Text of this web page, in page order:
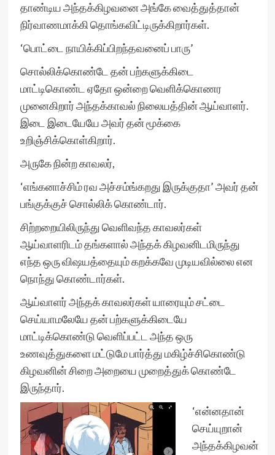
தாண்டிய அந்தக்கிழவனை அங்கே வைத்துத்தான்
நிர்வாணமாக்கி தொங்கவிட்டிருக்கிறார்கள்.
‘பொட்டை நாயிக்கிப்பிறந்தவனைப் பாரு’
சொல்லிக்கொண்டே தன் பற்களுக்கிடை
மாட்டிகொண்ட ஏதோ ஒன்றை வெளிக்கொணர
முனைகிறார் அந்தக்காவல் நிலையத்தின் ஆய்வாளர்.
இடை இடையேயே அவர் தன் மூக்கை
உறிஞ்சிக்கொள்கிறார்.
அருகே நின்ற காவலர்,
‘எங்கனாச்சிம் ரவ அச்சம்ங்கறது இருக்குதா’ அவர் தன்
பங்குக்குச் சொல்லிக் கொண்டார்.
சிற்றறையிலிருந்து வெளிவந்த காவலர்கள்
ஆய்வாளரிடம் தங்களால் அந்தக் கிழவனிடமிருந்து
எந்த ஒரு விஷயத்தையும் கறக்கவே முடியவில்லை என
நொந்து கொண்டார்கள்.
ஆய்வாளர் அந்தக் காவலர்கள் யாரையும் சட்டை
செய்யாமலேயே தன் பற்களுக்கிடையே
மாட்டிக்கொண்டு வெளிப்பட்ட அந்த ஒரு
உணவுத்துகளை மட்டுமே பார்த்து மகிழ்ச்சிகொண்டு
கிழவனின் சிறை அறையை முறைத்துக் கொண்டே
இருந்தார்.
‘என்னதான்
செய்யுறான்
அந்தக்கிழவன்